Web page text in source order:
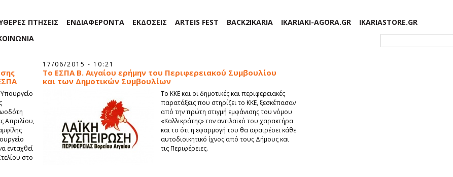
ΠΤΗΣΕΙΣ ΕΝΔΙΑΦΕΡΟΝΤΑ ΕΚΔΟΣΕΙΣ ARTEIS FEST BACK2IKARIA IKARIAKI-AGORA.GR
IKARIASTORE.GR
Απριλίου,
ενταχθεί
στο
17/06/2015 - 10:21
Το ΕΣΠΑ Β. Αιγαίου ερήμην του Περιφερειακού Συμβουλίου
και των Δημοτικών Συμβουλίων
Το ΚΚΕ και οι δημοτικές και περιφερειακές
παρατάξεις που στηρίζει το ΚΚΕ, ξεσκέπασαν
από την πρώτη στιγμή εμφάνισης του νόμου
«Καλλικράτης» τον αντιλαϊκό του χαρακτήρα
και το ότι η εφαρμογή του θα αφαιρέσει κάθε
αυτοδιοικητικό ίχνος από τους Δήμους και
τις Περιφέρειες.